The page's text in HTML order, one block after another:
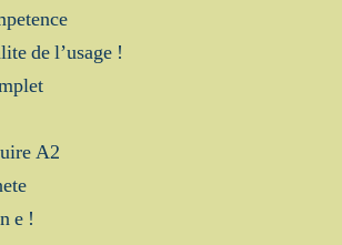
de l’usage !
A2
e !